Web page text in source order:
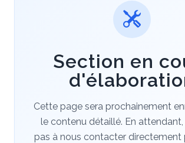
Section en
Cette page sera prochainement
le contenu détaillé. En
pas à nous contacter directement